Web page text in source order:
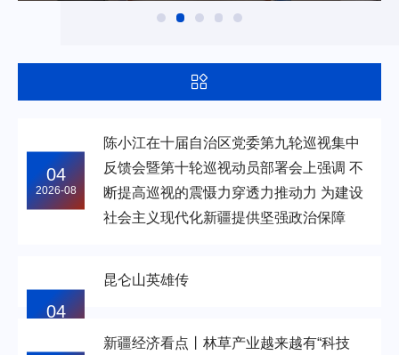
04
2026-08
陈小江在十届自治区党委第九轮巡视集中
反馈会暨第十轮巡视动员部署会上强调 不
断提高巡视的震慑力穿透力推动力 为建设
社会主义现代化新疆提供坚强政治保障
04
昆仑山英雄传
新疆经济看点丨林草产业越来越有“科技